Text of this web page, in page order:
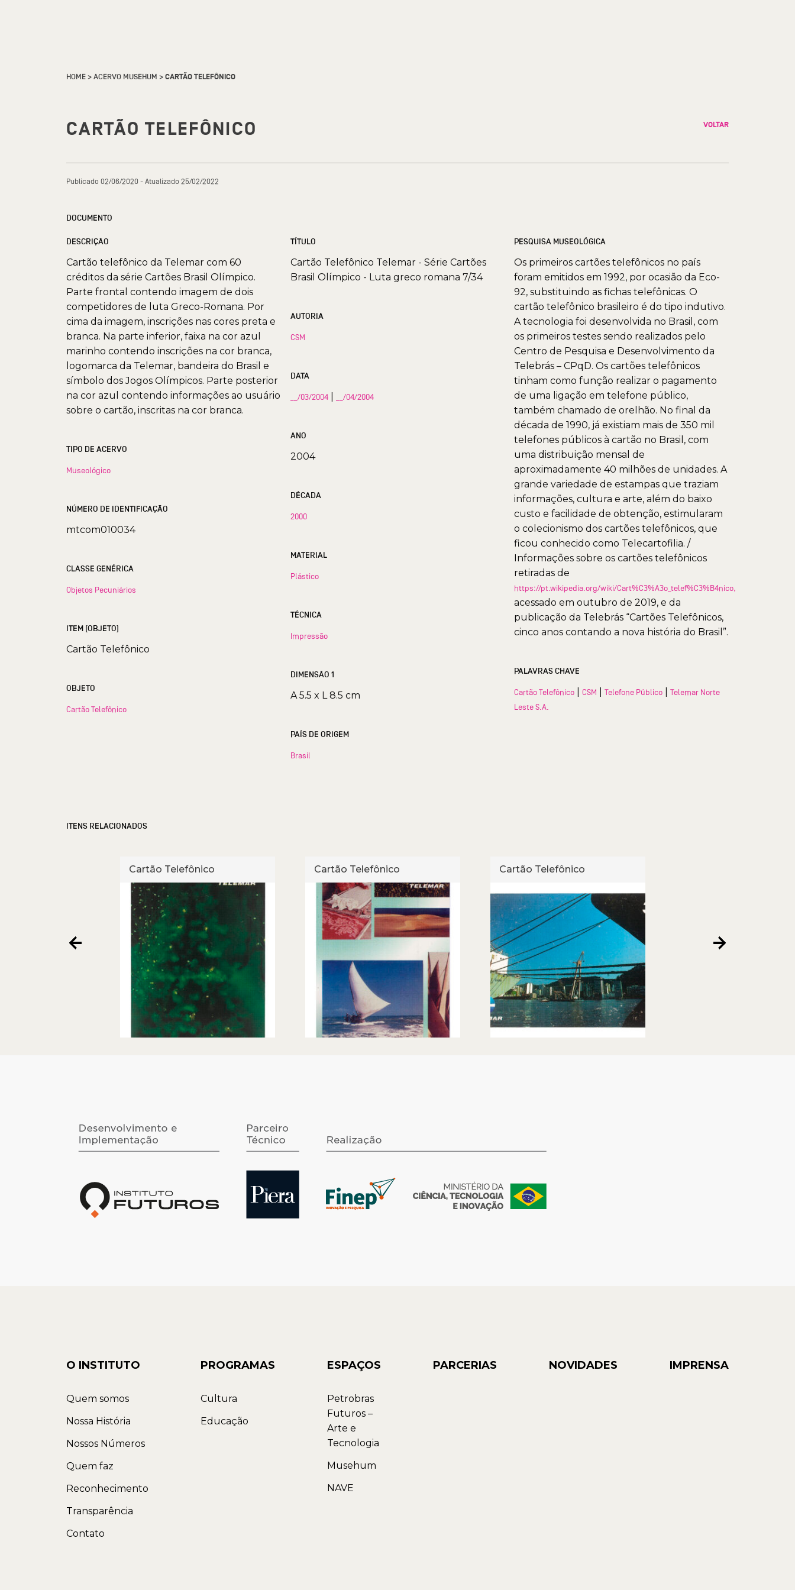
HOME>ACERVO MUSEHUM >CARTÃO TELEFÔNICO
CARTÃO TELEFÔNICO VOLTAR
Publicado 02/06/2020 - Atualizado 25/02/2022
DOCUMENTO
DESCRIÇÃO
Cartão telefônico da Telemar com 60
créditos da série Cartões Brasil Olímpico.
Parte frontal contendo imagem de dois
competidores de luta Greco-Romana. Por
cima da imagem, inscrições nas cores preta e
branca. Na parte inferior, faixa na cor azul
marinho contendo inscrições na cor branca,
logomarca da Telemar, bandeira do Brasil e
símbolo dos Jogos Olímpicos. Parte posterior
na cor azul contendo informações ao usuário
sobre o cartão, inscritas na cor branca.
TIPO DE ACERVO
Museológico
NÚMERO DE IDENTIFICAÇÃO
mtcom010034
CLASSE GENÉRICA
Objetos Pecuniários
ITEM (OBJETO)
Cartão Telefônico
OBJETO
Cartão Telefônico
TÍTULO
Cartão Telefônico Telemar - Série Cartões
Brasil Olímpico - Luta greco romana 7/34
AUTORIA
CSM
DATA
__/03/2004| __/04/2004
ANO
2004
DÉCADA
2000
MATERIAL
Plástico
TÉCNICA
Impressão
DIMENSÃO 1
A 5.5 x L 8.5 cm
PAÍS DE ORIGEM
Brasil
PESQUISA MUSEOLÓGICA
Os primeiros cartões telefônicos no país
foram emitidos em 1992, por ocasião da Eco-
92, substituindo as fichas telefônicas. O
cartão telefônico brasileiro é do tipo indutivo.
A tecnologia foi desenvolvida no Brasil, com
os primeiros testes sendo realizados pelo
Centro de Pesquisa e Desenvolvimento da
Telebrás – CPqD. Os cartões telefônicos
tinham como função realizar o pagamento
de uma ligação em telefone público,
também chamado de orelhão. No final da
década de 1990, já existiam mais de 350 mil
telefones públicos à cartão no Brasil, com
uma distribuição mensal de
aproximadamente 40 milhões de unidades. A
grande variedade de estampas que traziam
informações, cultura e arte, além do baixo
custo e facilidade de obtenção, estimularam
o colecionismo dos cartões telefônicos, que
ficou conhecido como Telecartofilia. /
Informações sobre os cartões telefônicos
retiradas de
https://pt.wikipedia.org/wiki/Cart%C3%A3o_telef%C3%B4nico,
acessado em outubro de 2019, e da
publicação da Telebrás “Cartões Telefônicos,
cinco anos contando a nova história do Brasil”.
PALAVRAS CHAVE
Cartão Telefônico |CSM |Telefone Público |Telemar Norte
Leste S.A.
ITENS RELACIONADOS
Cartão Telefônico Cartão Telefônico Cartão Telefônico
O INSTITUTO
Quem somos
Nossa História
Nossos Números
Quem faz
Reconhecimento
Transparência
Contato
PROGRAMAS
Cultura
Educação
ESPAÇOS
Petrobras
Futuros –
Arte e
Tecnologia
Musehum
NAVE
PARCERIAS NOVIDADES IMPRENSA